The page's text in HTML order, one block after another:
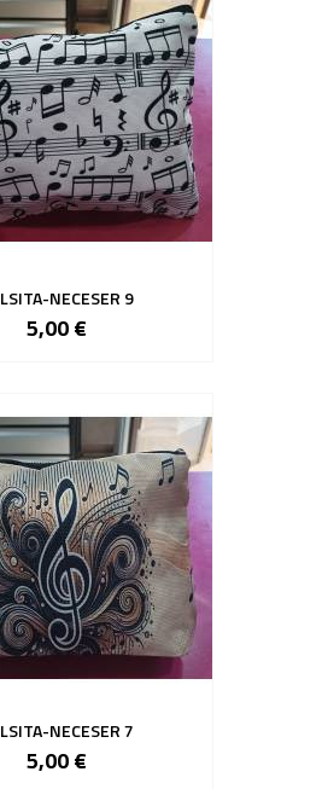
NECESER 9
5,00 €
NECESER 7
5,00 €